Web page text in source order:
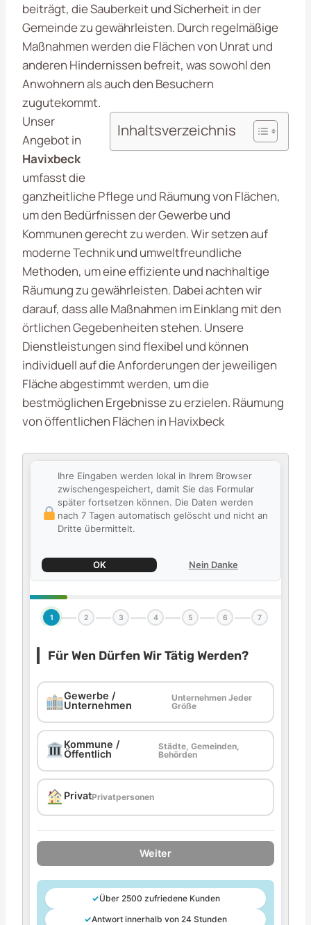
beiträgt, die Sauberkeit und Sicherheit in der
Gemeinde zu gewährleisten. Durch regelmäßige
Maßnahmen werden die Flächen von Unrat und
anderen Hindernissen befreit, was sowohl den
Anwohnern als auch den Besuchern
zugutekommt.
Inhaltsverzeichnis
Unser
Angebot in
Havixbeck
umfasst die
ganzheitliche Pflege und Räumung von Flächen,
um den Bedürfnissen der Gewerbe und
Kommunen gerecht zu werden. Wir setzen auf
moderne Technik und umweltfreundliche
Methoden, um eine effiziente und nachhaltige
Räumung zu gewährleisten. Dabei achten wir
darauf, dass alle Maßnahmen im Einklang mit den
örtlichen Gegebenheiten stehen. Unsere
Dienstleistungen sind flexibel und können
individuell auf die Anforderungen der jeweiligen
Fläche abgestimmt werden, um die
bestmöglichen Ergebnisse zu erzielen. Räumung
von öffentlichen Flächen in Havixbeck
Ihre Eingaben werden lokal in Ihrem Browser
zwischengespeichert, damit Sie das Formular
später fortsetzen können. Die Daten werden
nach 7 Tagen automatisch gelöscht und nicht an
Dritte übermittelt.
OK Nein Danke
1 2 3 4 5 6 7
Für Wen Dürfen Wir Tätig Werden?
Gewerbe /
Unternehmen
Unternehmen Jeder
Größe
Kommune /
Öffentlich
Städte, Gemeinden,
Behörden
PrivatPrivatpersonen
Weiter
✓Über 2500 zufriedene Kunden
✓Antwort innerhalb von 24 Stunden